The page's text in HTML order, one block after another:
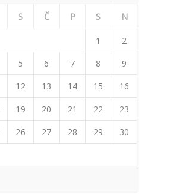
S Č P S N
1
2
5 6 7 8
9
12 13 14 15
16
19 20 21 22
23
26 27 28 29
30